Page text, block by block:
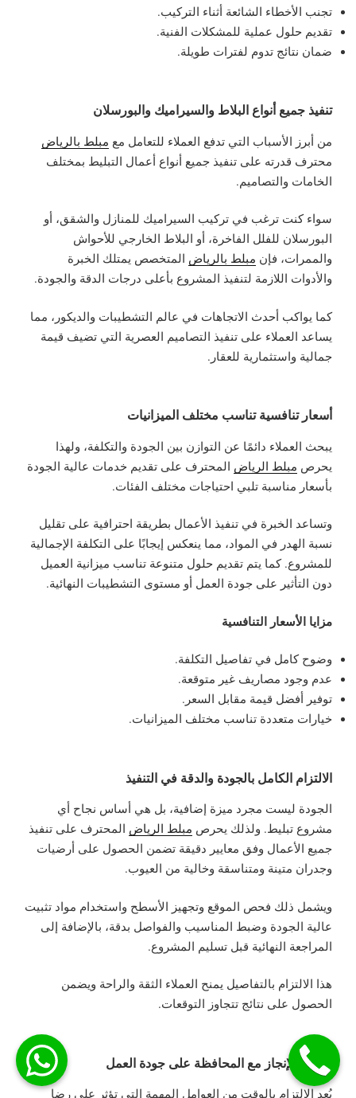
تجنب الأخطاء الشائعة أثناء التركيب.
تقديم حلول عملية للمشكلات الفنية.
ضمان نتائج تدوم لفترات طويلة.
تنفيذ جميع أنواع البلاط والسيراميك والبورسلان
من أبرز الأسباب التي تدفع العملاء للتعامل مع مبلط بالرياض
محترف قدرته على تنفيذ جميع أنواع أعمال التبليط بمختلف
الخامات والتصاميم.
سواء كنت ترغب في تركيب السيراميك للمنازل والشقق، أو
البورسلان للفلل الفاخرة، أو البلاط الخارجي للأحواش
والممرات، فإن مبلط بالرياض المتخصص يمتلك الخبرة
والأدوات اللازمة لتنفيذ المشروع بأعلى درجات الدقة والجودة.
كما يواكب أحدث الاتجاهات في عالم التشطيبات والديكور، مما
يساعد العملاء على تنفيذ التصاميم العصرية التي تضيف قيمة
جمالية واستثمارية للعقار.
أسعار تنافسية تناسب مختلف الميزانيات
يبحث العملاء دائمًا عن التوازن بين الجودة والتكلفة، ولهذا
يحرص مبلط الرياض المحترف على تقديم خدمات عالية الجودة
بأسعار مناسبة تلبي احتياجات مختلف الفئات.
وتساعد الخبرة في تنفيذ الأعمال بطريقة احترافية على تقليل
نسبة الهدر في المواد، مما ينعكس إيجابًا على التكلفة الإجمالية
للمشروع. كما يتم تقديم حلول متنوعة تناسب ميزانية العميل
دون التأثير على جودة العمل أو مستوى التشطيبات النهائية.
مزايا الأسعار التنافسية
وضوح كامل في تفاصيل التكلفة.
عدم وجود مصاريف غير متوقعة.
توفير أفضل قيمة مقابل السعر.
خيارات متعددة تناسب مختلف الميزانيات.
الالتزام الكامل بالجودة والدقة في التنفيذ
الجودة ليست مجرد ميزة إضافية، بل هي أساس نجاح أي
مشروع تبليط. ولذلك يحرص مبلط الرياض المحترف على تنفيذ
جميع الأعمال وفق معايير دقيقة تضمن الحصول على أرضيات
وجدران متينة ومتناسقة وخالية من العيوب.
ويشمل ذلك فحص الموقع وتجهيز الأسطح واستخدام مواد تثبيت
عالية الجودة وضبط المناسيب والفواصل بدقة، بالإضافة إلى
المراجعة النهائية قبل تسليم المشروع.
هذا الالتزام بالتفاصيل يمنح العملاء الثقة والراحة ويضمن
الحصول على نتائج تتجاوز التوقعات.
سرعة الإنجاز مع المحافظة على جودة العمل
يُعد الالتزام بالوقت من العوامل المهمة التي تؤثر على رضا